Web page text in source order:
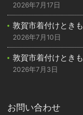
2026年7月17日
敦賀市着付けとき
2026年7月10日
敦賀市着付けとき
2026年7月3日
お問い合わせ